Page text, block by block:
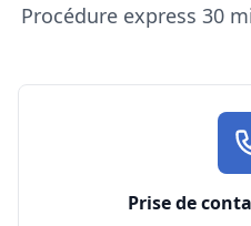
Procédure express 30
Prise de